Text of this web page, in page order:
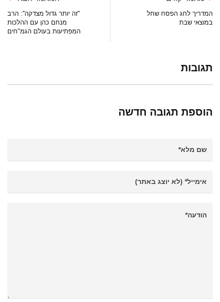
המדריך לחג הפסח שחל
במוצאי שבת
''זה יותר גדול מצדקה'': הרב
מנחם כהן עם ההלכות
המפתיעות בעולם הגמ"חים
תגובות
הוספת תגובה חדשה